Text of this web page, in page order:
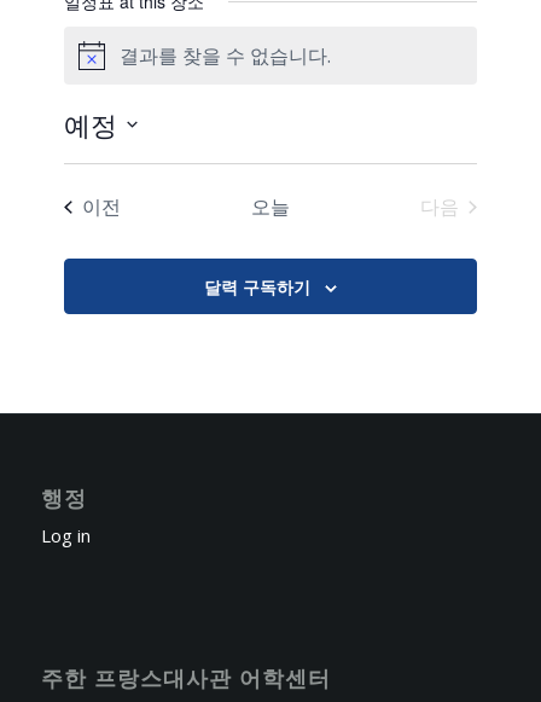
공
결과를 찾을 수 없습니다.
예정
날
를
선
합
이전 오늘
다음
달력 구독하기
행정
Log in
주한 프랑스대사관 어학센터